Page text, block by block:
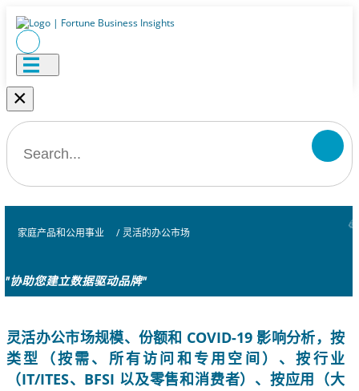
×
家庭产品和公用事业 / 灵活的办公市场
"协助您建立数据驱动品牌"
灵活办公市场规模、份额和 COVID-19 影响分析，按
类型（按需、所有访问和专用空间）、按行业
（IT/ITES、BFSI 以及零售和消费者）、按应用（大